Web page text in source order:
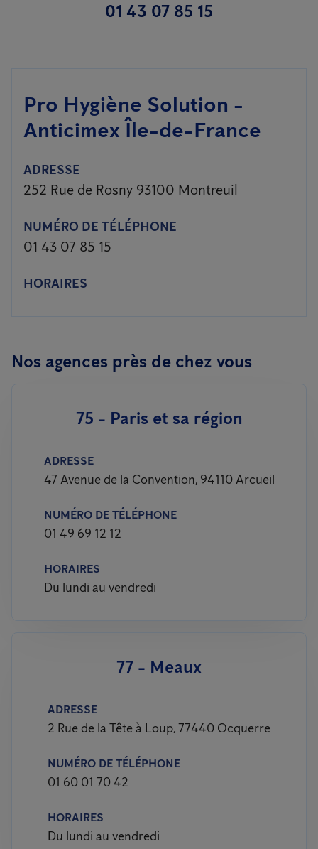
01 43 07 85 15
Pro Hygiène Solution -
Anticimex Île-de-France
ADRESSE
252 Rue de Rosny 93100 Montreuil
NUMÉRO DE TÉLÉPHONE
01 43 07 85 15
HORAIRES
Nos agences près de chez vous
75 - Paris et sa région
ADRESSE
47 Avenue de la Convention, 94110 Arcueil
NUMÉRO DE TÉLÉPHONE
01 49 69 12 12
HORAIRES
Du lundi au vendredi
77 - Meaux
ADRESSE
2 Rue de la Tête à Loup, 77440 Ocquerre
NUMÉRO DE TÉLÉPHONE
01 60 01 70 42
HORAIRES
Du lundi au vendredi